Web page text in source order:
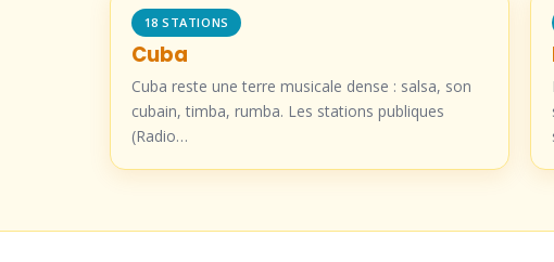
18 STATIONS
Cuba
Cuba reste une terre musicale dense : salsa, son
cubain, timba, rumba. Les stations publiques
(Radio…